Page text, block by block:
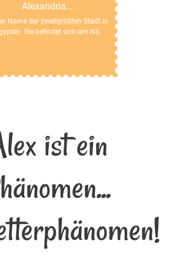
Alexandria...
Name der zweitgrößten Stadt in
Sie befindet sich am Nil.
ist ein